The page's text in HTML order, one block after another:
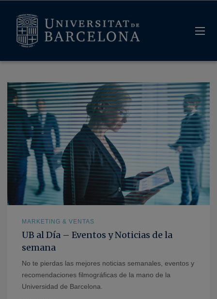
MARKETING & VENTAS
UB al Día – Eventos y Noticias de la
semana
No te pierdas las mejores noticias semanales, eventos y
recomendaciones filmográficas de la mano de la
Universidad de Barcelona.